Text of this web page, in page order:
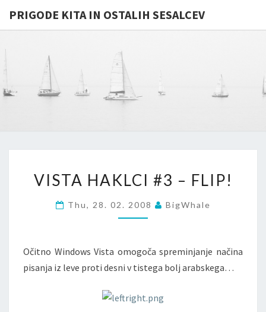
PRIGODE KITA IN OSTALIH SESALCEV
PRIGODE
And
HAKLCI
–
VISTA HAKLCI #3 – FLIP!
Thu, 28. 02. 2008 BigWhale
Očitno Windows Vista omogoča spreminjanje načina
pisanja iz leve proti desni v tistega bolj arabskega…